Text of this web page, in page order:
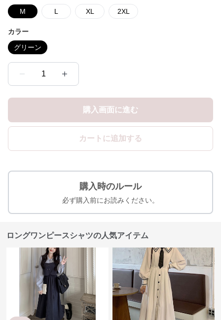
M L XL 2XL
カラー
グリーン
1
購入画面に進む
カートに追加する
購入時のルール
必ず購入前にお読みください。
ロングワンピースシャツの人気アイテム